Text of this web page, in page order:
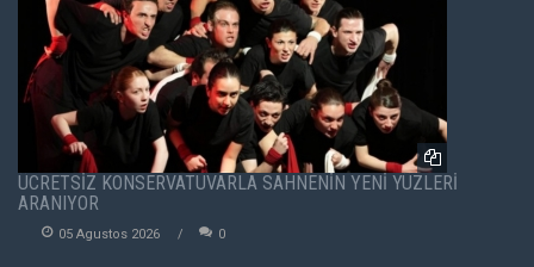
ÜCRETSİZ KONSERVATUVARLA SAHNENİN YENİ YÜZLERİ
ARANIYOR
05 Agustos 2026 0